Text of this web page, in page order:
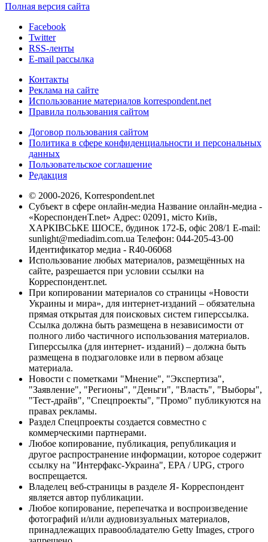
Полная версия сайта
Facebook
Twitter
RSS-ленты
E-mail рассылка
Контакты
Реклама на сайте
Использование материалов korrespondent.net
Правила пользования сайтом
Договор пользования сайтом
Политика в сфере конфиденциальности и персональных
данных
Пользовательское соглашение
Редакция
© 2000-2026, Korrespondent.net
Субъект в сфере онлайн-медиа Название онлайн-медиа -
«КореспонденТ.net» Адрес: 02091, місто Київ,
ХАРКІВСЬКЕ ШОСЕ, будинок 172-Б, офіс 208/1 E-mail:
sunlight@mediadim.com.ua Телефон: 044-205-43-00
Идентификатор медиа - R40-06068
Использование любых материалов, размещённых на
сайте, разрешается при условии ссылки на
Корреспондент.net.
При копировании материалов со страницы «Новости
Украины и мира», для интернет-изданий – обязательна
прямая открытая для поисковых систем гиперссылка.
Ссылка должна быть размещена в независимости от
полного либо частичного использования материалов.
Гиперссылка (для интернет- изданий) – должна быть
размещена в подзаголовке или в первом абзаце
материала.
Новости с пометками "Мнение", "Экспертиза",
"Заявление", "Регионы", "Деньги", "Власть", "Выборы",
"Тест-драйв", "Спецпроекты", "Промо" публикуются на
правах рекламы.
Раздел Спецпроекты создается совместно с
коммерческими партнерами.
Любое копирование, публикация, републикация и
другое распространение информации, которое содержит
ссылку на "Интерфакс-Украина", EPA / UPG, строго
воспрещается.
Владелец веб-страницы в разделе Я- Корреспондент
является автор публикации.
Любое копирование, перепечатка и воспроизведение
фотографий и/или аудиовизуальных материалов,
принадлежащих правообладателю Getty Images, строго